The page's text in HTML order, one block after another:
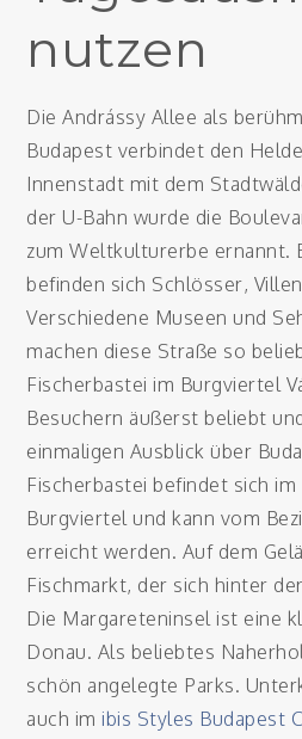
nutzen
Die Andrássy Allee als
Budapest verbindet den
Innenstadt mit dem
der U-Bahn wurde die
zum Weltkulturerbe ernannt.
befinden sich Schlösser,
Verschiedene Museen und
machen diese Straße so
Fischerbastei im Burgviertel
Besuchern äußerst beliebt
einmaligen Ausblick über
Fischerbastei befindet sich
Burgviertel und kann vom
erreicht werden. Auf dem
Fischmarkt, der sich hinter
Die Margareteninsel ist eine
Donau. Als beliebtes
schön angelegte Parks.
auch im ibis Styles Budapest